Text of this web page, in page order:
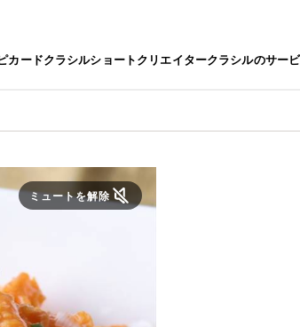
カードクラシルショートクリエイタークラシルのサー
ミュートを解除